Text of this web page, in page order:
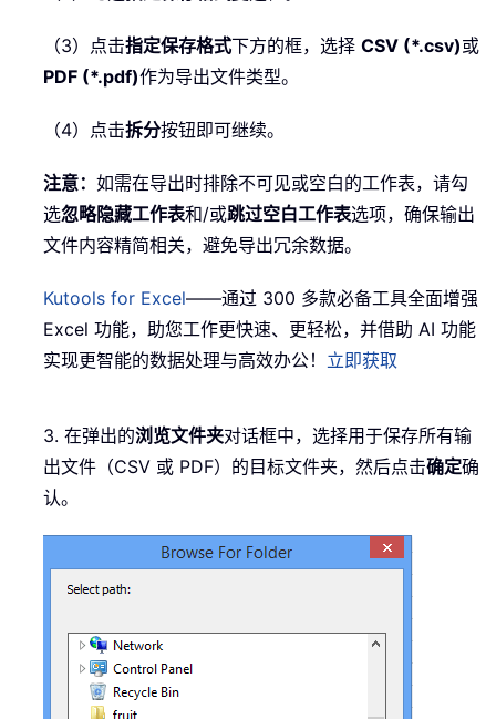
（3）点击指定保存格式下方的框，选择 CSV (*.csv)或
PDF (*.pdf)作为导出文件类型。
（4）点击拆分按钮即可继续。
注意： 如需在导出时排除不可见或空白的工作表，请勾
选忽略隐藏工作表和/或跳过空白工作表选项，确保输出
文件内容精简相关，避免导出冗余数据。
Kutools for Excel——通过 300 多款必备工具全面增强
Excel 功能，助您工作更快速、更轻松，并借助 AI 功能
实现更智能的数据处理与高效办公！ 立即获取
3. 在弹出的浏览文件夹对话框中，选择用于保存所有输
出文件（CSV 或 PDF）的目标文件夹，然后点击确定确
认。